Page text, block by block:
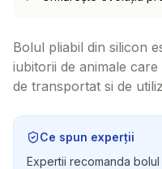
Bolul pliabil din silicon
iubitorii de animale
de transportat si de
aventura.
Ce spun experții
Expertii recomanda